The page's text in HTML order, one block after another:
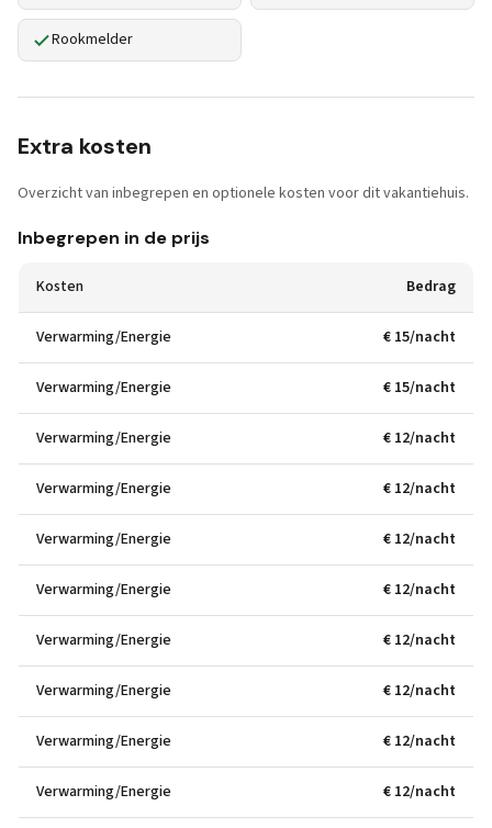
Rookmelder
Extra kosten
Overzicht van inbegrepen en optionele kosten voor dit vakantiehuis.
Inbegrepen in de prijs
Kosten Bedrag
Verwarming/Energie € 15/nacht
Verwarming/Energie € 15/nacht
Verwarming/Energie € 12/nacht
Verwarming/Energie € 12/nacht
Verwarming/Energie € 12/nacht
Verwarming/Energie € 12/nacht
Verwarming/Energie € 12/nacht
Verwarming/Energie € 12/nacht
Verwarming/Energie € 12/nacht
Verwarming/Energie € 12/nacht